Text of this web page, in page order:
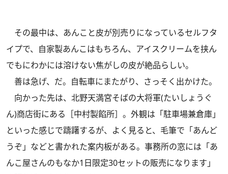
その最中は、あんこと皮が別売りになっているセルフタ
イプで、自家製あんこはもちろん、アイスクリームを挟ん
でもにわかには溶けない焦がしの皮が絶品らしい。
善は急げ、だ。自転車にまたがり、さっそく出かけた。
向かった先は、北野天満宮そばの大将軍(たいしょうぐ
ん)商店街にある［中村製餡所］。外観は「駐車場兼倉庫」
といった感じで躊躇するが、よく見ると、毛筆で「あんど
うぞ」などと書かれた案内板がある。事務所の窓には「あ
んこ屋さんのもなか1日限定30セットの販売になります」